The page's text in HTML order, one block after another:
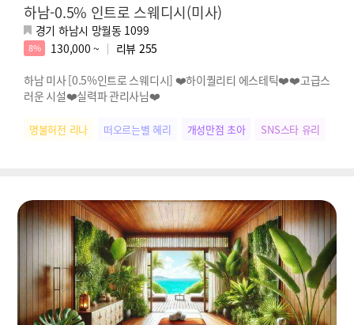
하남-0.5% 인트로 스웨디시(미사)
경기 하남시 망월동 1099
8% 130,000 ~ 리뷰 255
하남 미사 [0.5%인트로 스웨디시] ❤️하이퀄리티 에스테틱❤️❤️고급스
러운 시설❤️실력파 관리사님❤️
명불허전 리나 떠오르는별 혜리 개성만점 초아 SNS스타 유리